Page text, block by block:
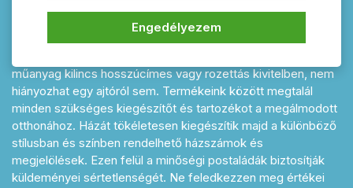
Kínálatunkban talál széles választékban megfelelő kilincset
ajtójára és mellé egy minőségi biztonsági zárbetétet is e-
műanyag kilincs hosszúcímes vagy rozettás kivitelben, nem
hiányozhat egy ajtóról sem. Termékeink között megtalál
minden szükséges kiegészítőt és tartozékot a megálmodott
otthonához. Házát tökéletesen kiegészítik majd a különböző
stílusban és színben rendelhető házszámok és
megjelölések. Ezen felül a minőségi postaládák biztosítják
küldeményei sértetlenségét. Ne feledkezzen meg értékei
Engedélyezem